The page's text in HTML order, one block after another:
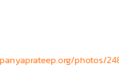
photos/